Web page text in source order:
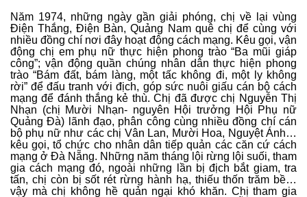
Năm 1974, những ngày gần giải phóng, chị về lại vùng
Điện Thắng, Điện Bàn, Quảng Nam quê chị để cùng với
nhiều đồng chí nơi đây hoạt động cách mạng. Kêu gọi, vận
động chị em phụ nữ thực hiện phong trào “Ba mũi giáp
công”; vận động quần chúng nhân dân thực hiện phong
trào “Bám đất, bám làng, một tấc không đi, một ly không
rời” để đấu tranh với địch, góp sức nuôi giấu cán bộ cách
mạng để đánh thắng kẻ thù. Chị đã được chị Nguyễn Thị
Nhạn (chị Mười Nhạn- nguyên Hội trưởng Hội Phụ nữ
Quảng Đà) lãnh đạo, phân công cùng nhiều đồng chí cán
bộ phụ nữ như các chị Vân Lan, Mười Hoa, Nguyệt Ánh…
kêu gọi, tổ chức cho nhân dân tiếp quản các căn cứ cách
mạng ở Đà Nẵng. Những năm tháng lội rừng lội suối, tham
gia cách mạng đó, ngoài những lần bị địch bắt giam, tra
tấn, chị còn bị sốt rét rừng hành hạ, thiếu thốn trăm bề…
vậy mà chị không hề quản ngại khó khăn. Chị tham gia